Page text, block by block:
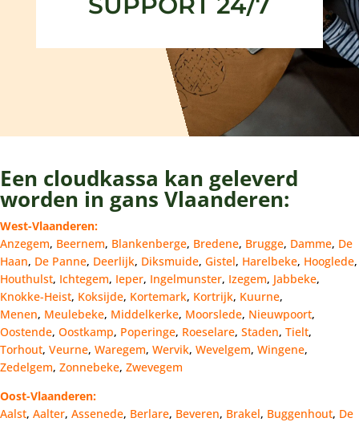
Een cloudkassa kan geleverd
worden in gans Vlaanderen:
West-Vlaanderen:
Anzegem, Beernem, Blankenberge, Bredene, Brugge, Damme, De
Haan, De Panne, Deerlijk, Diksmuide, Gistel, Harelbeke, Hooglede,
Houthulst, Ichtegem, Ieper, Ingelmunster, Izegem, Jabbeke,
Knokke-Heist, Koksijde, Kortemark, Kortrijk, Kuurne,
Menen, Meulebeke, Middelkerke, Moorslede, Nieuwpoort,
Oostende, Oostkamp, Poperinge, Roeselare, Staden, Tielt,
Torhout, Veurne, Waregem, Wervik, Wevelgem, Wingene,
Zedelgem, Zonnebeke, Zwevegem
Oost-Vlaanderen:
Aalst, Aalter, Assenede, Berlare, Beveren, Brakel, Buggenhout, De